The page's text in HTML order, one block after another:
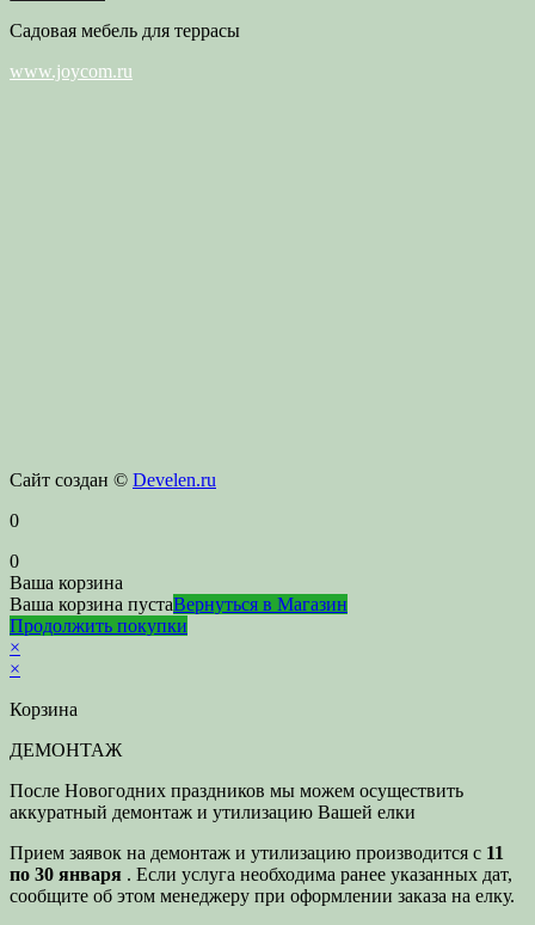
Садовая мебель для террасы
www.joycom.ru
Сайт создан © Develen.ru
0
0
Ваша корзина
Ваша корзина пустаВернуться в Магазин
Продолжить покупки
×
×
Корзина
ДЕМОНТАЖ
После Новогодних праздников мы можем осуществить
аккуратный демонтаж и утилизацию Вашей елки
Прием заявок на демонтаж и утилизацию производится с 11
по 30 января . Если услуга необходима ранее указанных дат,
сообщите об этом менеджеру при оформлении заказа на елку.